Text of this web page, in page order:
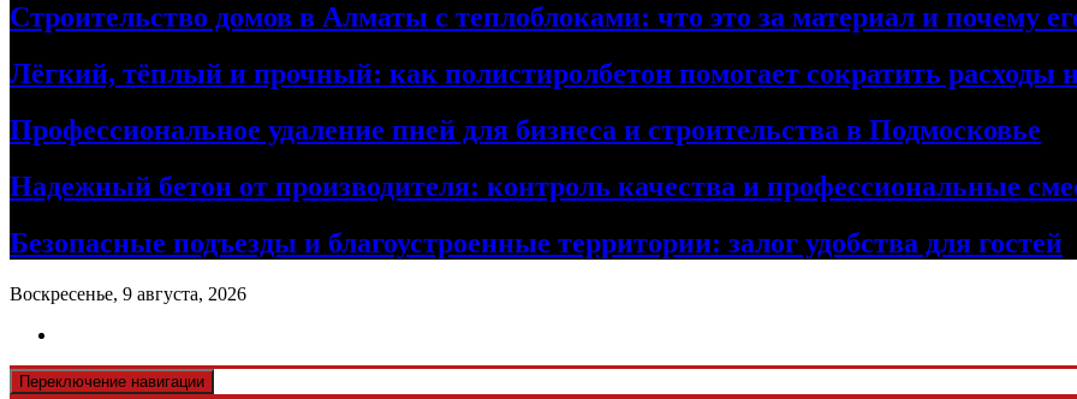
Строительство домов в Алматы с теплоблоками: что это за материал и почему
Лёгкий, тёплый и прочный: как полистиролбетон помогает сократить расходы
Профессиональное удаление пней для бизнеса и строительства в Подмосковье
Надежный бетон от производителя: контроль качества и профессиональные
Безопасные подъезды и благоустроенные территории: залог удобства для гостей
Воскресенье, 9 августа, 2026
Переключение навигации